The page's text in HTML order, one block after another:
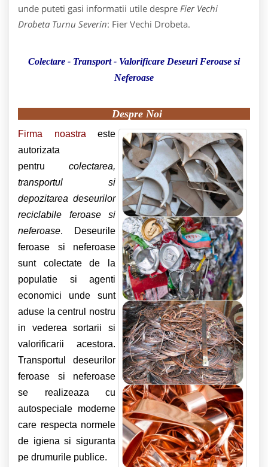
unde puteti gasi informatii utile despre Fier Vechi
Drobeta Turnu Severin: Fier Vechi Drobeta.
Colectare - Transport - Valorificare Deseuri Feroase si
Neferoase
Despre Noi
Firma noastra este
autorizata
pentru colectarea,
transportul si
depozitarea deseurilor
reciclabile feroase si
neferoase.
Deseurile
feroase si neferoase
sunt colectate de la
populatie si agenti
economici unde sunt
aduse la centrul nostru
in vederea sortarii si
valorificarii acestora.
Transportul deseurilor
feroase si neferoase
se realizeaza cu
autospeciale moderne
care respecta normele
de igiena si siguranta
pe drumurile publice.